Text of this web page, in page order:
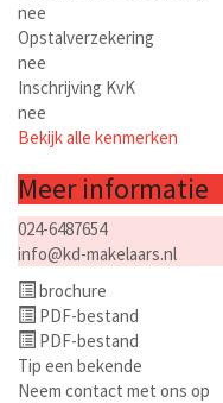
nee
Opstalverzekering
nee
Inschrijving KvK
nee
Bekijk alle kenmerken
Meer informatie
024-6487654
info@kd-makelaars.nl
brochure
PDF-bestand
PDF-bestand
Tip een bekende
Neem contact met ons op